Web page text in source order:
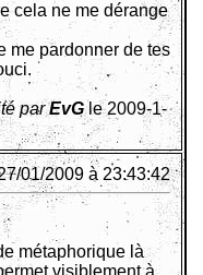
cela ne me dérange
me pardonner de tes
parEvGle 2009-1-
01/2009 à 23:43:42
métaphorique là